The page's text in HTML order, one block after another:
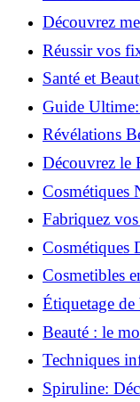
beauté!
Découvrez
vertus du
Réussir vos
astuces
Santé et
Bien-être
Guide
Bois
Révélations
Thé Vert
Découvrez le
pour Votre
Cosmétiques
Beauté Éco-
Fabriquez
produits de
Cosmétiques
pour sublimer
Cosmetibles
100%
Étiquetage
astuces
Beauté : le
Techniques
Spiruline: